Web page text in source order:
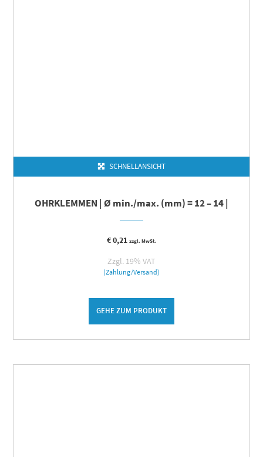
SCHNELLANSICHT
OHRKLEMMEN | Ø min./max. (mm) = 12 – 14 |
€0,21 zzgl. MwSt.
Zzgl. 19% VAT
(Zahlung/Versand)
GEHE ZUM PRODUKT